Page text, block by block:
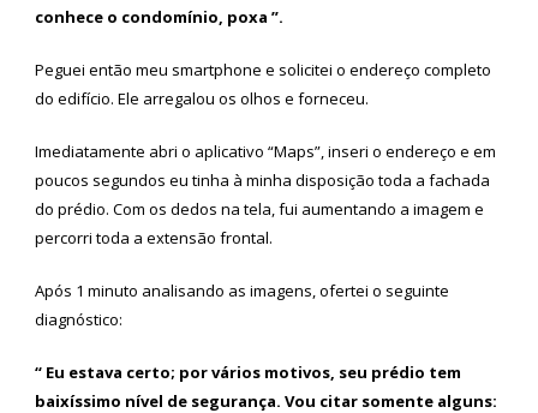
conhece o condomínio, poxa ”.
Peguei então meu smartphone e solicitei o endereço completo
do edifício. Ele arregalou os olhos e forneceu.
Imediatamente abri o aplicativo “Maps”, inseri o endereço e em
poucos segundos eu tinha à minha disposição toda a fachada
do prédio. Com os dedos na tela, fui aumentando a imagem e
percorri toda a extensão frontal.
Após 1 minuto analisando as imagens, ofertei o seguinte
diagnóstico:
“ Eu estava certo; por vários motivos, seu prédio tem
baixíssimo nível de segurança. Vou citar somente alguns: